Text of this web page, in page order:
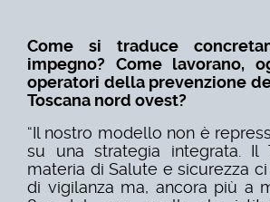
Come si traduce
impegno? Come lavorano,
operatori della prevenzione
Toscana nord ovest?
“Il nostro modello non è
su una strategia integrata. Il
materia di Salute e sicurezza
di vigilanza ma, ancora più a